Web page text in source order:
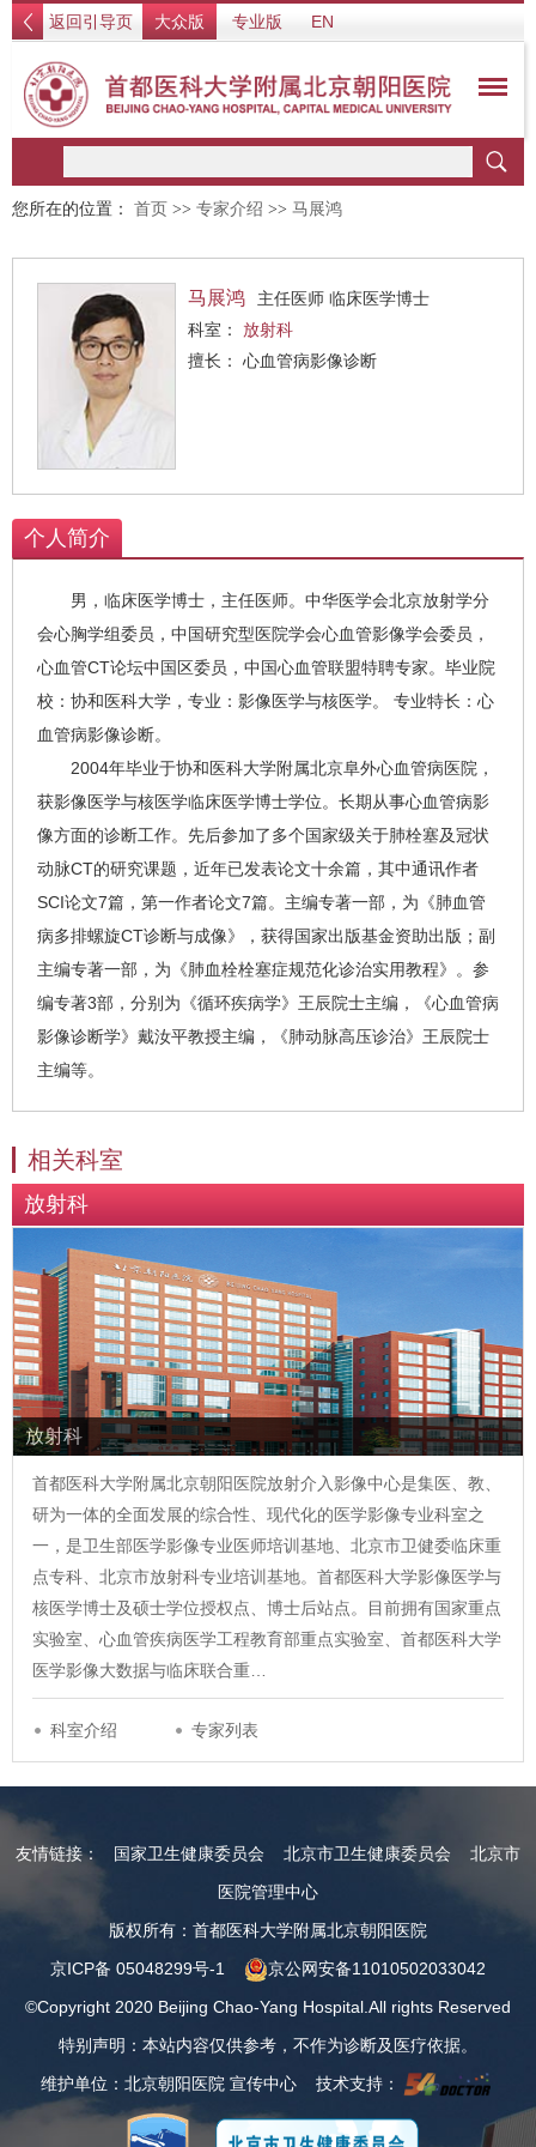
返回引导页 大众版 专业版 EN
您所在的位置： 首页 >> 专家介绍 >> 马展鸿
马展鸿
主任医师 临床医学博士
科室： 放射科
擅长： 心血管病影像诊断
个人简介
男，临床医学博士，主任医师。中华医学会北京放射学分
会心胸学组委员，中国研究型医院学会心血管影像学会委员，
心血管CT论坛中国区委员，中国心血管联盟特聘专家。毕业院
校：协和医科大学，专业：影像医学与核医学。 专业特长：心
血管病影像诊断。
2004年毕业于协和医科大学附属北京阜外心血管病医院，
获影像医学与核医学临床医学博士学位。长期从事心血管病影
像方面的诊断工作。先后参加了多个国家级关于肺栓塞及冠状
动脉CT的研究课题，近年已发表论文十余篇，其中通讯作者
SCI论文7篇，第一作者论文7篇。主编专著一部，为《肺血管
病多排螺旋CT诊断与成像》，获得国家出版基金资助出版；副
主编专著一部，为《肺血栓栓塞症规范化诊治实用教程》。参
编专著3部，分别为《循环疾病学》王辰院士主编，《心血管病
影像诊断学》戴汝平教授主编，《肺动脉高压诊治》王辰院士
主编等。
相关科室
放射科
放射科
首都医科大学附属北京朝阳医院放射介入影像中心是集医、教、
研为一体的全面发展的综合性、现代化的医学影像专业科室之
一，是卫生部医学影像专业医师培训基地、北京市卫健委临床重
点专科、北京市放射科专业培训基地。首都医科大学影像医学与
核医学博士及硕士学位授权点、博士后站点。目前拥有国家重点
实验室、心血管疾病医学工程教育部重点实验室、首都医科大学
医学影像大数据与临床联合重…
科室介绍 专家列表
友情链接： 国家卫生健康委员会 北京市卫生健康委员会
北京市
医院管理中心
版权所有：首都医科大学附属北京朝阳医院
京ICP备 05048299号-1
京公网安备11010502033042
©Copyright 2020 Beijing Chao-Yang Hospital.All rights Reserved
特别声明：本站内容仅供参考，不作为诊断及医疗依据。
维护单位：北京朝阳医院 宣传中心 技术支持：